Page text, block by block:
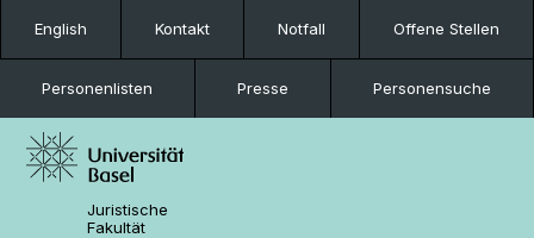
English Kontakt Notfall Offene Stellen
Personenlisten Presse Personensuche
Juristische
Fakultät